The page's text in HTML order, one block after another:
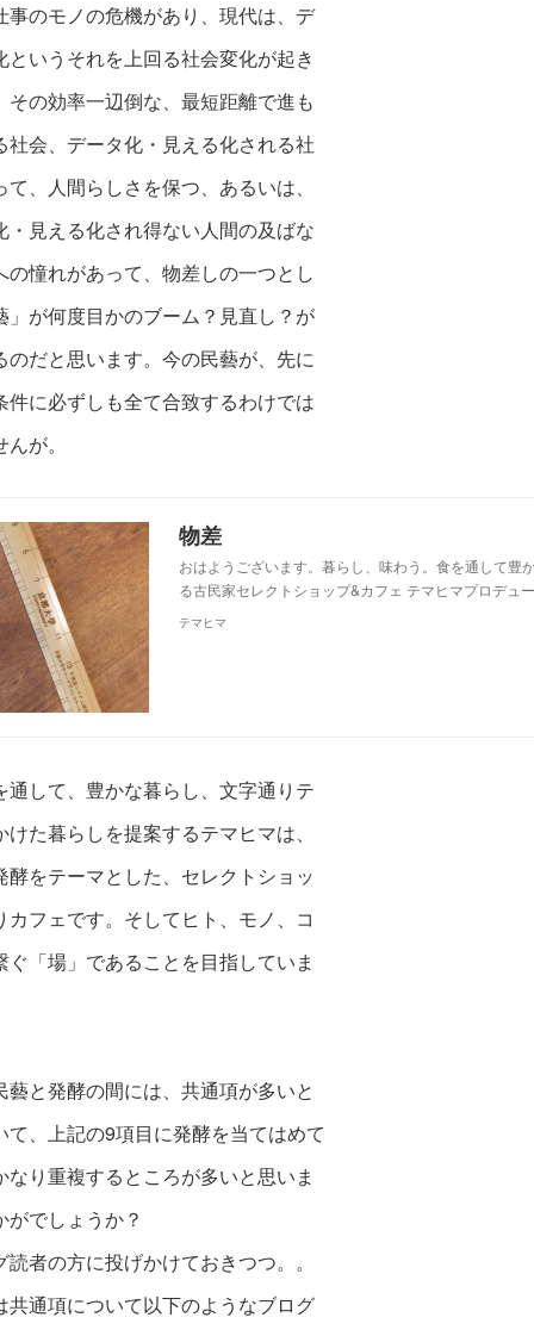
事のモノの危機があり、現代は、デ
というそれを上回る社会変化が起き
その効率一辺倒な、最短距離で進も
社会、データ化・見える化される社
、 人間らしさを保つ、あるいは、
・見える化され得ない人間の及ばな
憧れがあって、 物差しの一つとし
」が何度目かのブーム？見直し？が
だと思います。 今の民藝が、 先に
件に必ずしも全て合致するわけでは
が。
物差
おはようございます。暮らし、味わう。食を通して豊
る古民家セレクトショップ&カフェ テマヒマプロデュ
テマヒマ
通して、豊かな暮らし、文字通りテ
けた暮らしを提案するテマヒマは、
酵をテーマとした、セレクトショッ
カフェです。そしてヒト、モノ、コ
ぐ「場」であることを目指していま
藝と発酵の間には、共通項が多いと
、 上記の9項目に発酵を当てはめて
なり重複するところが多いと思いま
がでしょうか？
読者の方に投げかけておきつつ。。
共通項について以下のようなブログ